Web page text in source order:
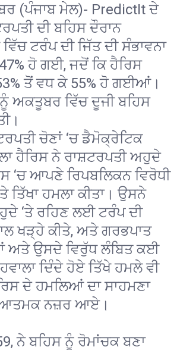
(ਪੰਜਾਬ ਮੇਲ)- PredictIt ਦੇ
ਦੀ ਬਹਿਸ ਦੌਰਾਨ
ਟਰੰਪ ਦੀ ਜਿੱਤ ਦੀ ਸੰਭਾਵਨਾ
ਹੋ ਗਈ, ਜਦੋਂ ਕਿ ਹੈਰਿਸ
ਤੋਂ ਵਧ ਕੇ 55% ਹੋ ਗਈਆਂ।
ਅਕਤੂਬਰ ਵਿੱਚ ਦੂਜੀ ਬਹਿਸ
ਚੋਣਾਂ ‘ਚ ਡੈਮੋਕ੍ਰੇਟਿਕ
ਹੈਰਿਸ ਨੇ ਰਾਸ਼ਟਰਪਤੀ ਅਹੁਦੇ
‘ਚ ਆਪਣੇ ਰਿਪਬਲਿਕਨ ਵਿਰੋਧੀ
ਤਿੱਖਾ ਹਮਲਾ ਕੀਤਾ। ਉਸਨੇ
‘ਤੇ ਰਹਿਣ ਲਈ ਟਰੰਪ ਦੀ
ਖੜ੍ਹੇ ਕੀਤੇ, ਅਤੇ ਗਰਭਪਾਤ
ਅਤੇ ਉਸਦੇ ਵਿਰੁੱਧ ਲੰਬਿਤ ਕਈ
ਦਿੰਦੇ ਹੋਏ ਤਿੱਖੇ ਹਮਲੇ ਵੀ
ਦੇ ਹਮਲਿਆਂ ਦਾ ਸਾਹਮਣਾ
ਨਜ਼ਰ ਆਏ।
ਨੇ ਬਹਿਸ ਨੂੰ ਰੋਮਾਂਚਕ ਬਣਾ